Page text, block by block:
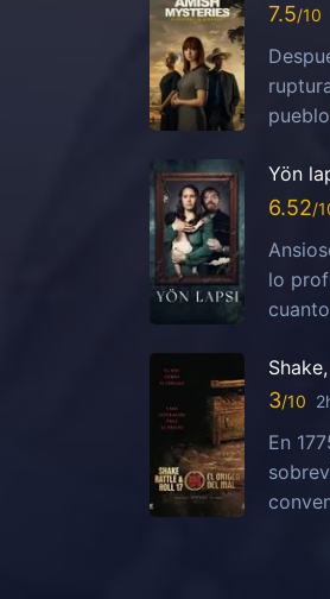
7.5
Yön
6.52
lo
3
En